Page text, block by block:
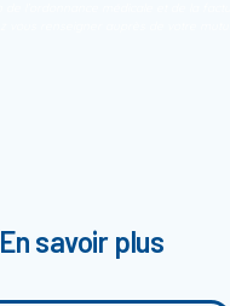
En savoir plus